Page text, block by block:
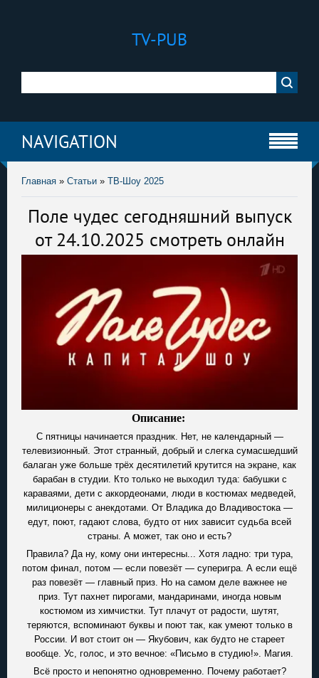
TV-PUB
NAVIGATION
Главная » Статьи » ТВ-Шоу 2025
Поле чудес сегодняшний выпуск
от 24.10.2025 смотреть онлайн
Описание:
С пятницы начинается праздник. Нет, не календарный —
телевизионный. Этот странный, добрый и слегка сумасшедший
балаган уже больше трёх десятилетий крутится на экране, как
барабан в студии. Кто только не выходил туда: бабушки с
караваями, дети с аккордеонами, люди в костюмах медведей,
милиционеры с анекдотами. От Владика до Владивостока —
едут, поют, гадают слова, будто от них зависит судьба всей
страны. А может, так оно и есть?
Правила? Да ну, кому они интересны... Хотя ладно: три тура,
потом финал, потом — если повезёт — суперигра. А если ещё
раз повезёт — главный приз. Но на самом деле важнее не
приз. Тут пахнет пирогами, мандаринами, иногда новым
костюмом из химчистки. Тут плачут от радости, шутят,
теряются, вспоминают буквы и поют так, как умеют только в
России. И вот стоит он — Якубович, как будто не стареет
вообще. Ус, голос, и это вечное: «Письмо в студию!». Магия.
Всё просто и непонятно одновременно. Почему работает?